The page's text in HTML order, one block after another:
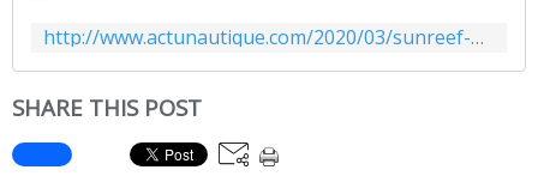
http://www.actunautique.com/2020/03/sunreef-mise-a-l-eau-d-otoctone-80-un-motoryacht-catamaran-de-grand-luxe.html
SHARE THIS POST